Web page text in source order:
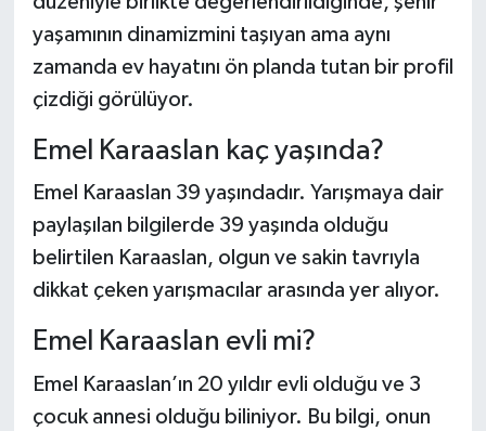
yaşamının dinamizmini taşıyan ama aynı
zamanda ev hayatını ön planda tutan bir profil
çizdiği görülüyor.
Emel Karaaslan kaç yaşında?
Emel Karaaslan 39 yaşındadır. Yarışmaya dair
paylaşılan bilgilerde 39 yaşında olduğu
belirtilen Karaaslan, olgun ve sakin tavrıyla
dikkat çeken yarışmacılar arasında yer alıyor.
Emel Karaaslan evli mi?
Emel Karaaslan’ın 20 yıldır evli olduğu ve 3
çocuk annesi olduğu biliniyor. Bu bilgi, onun
Yerel Haberler
Haber Arşivi